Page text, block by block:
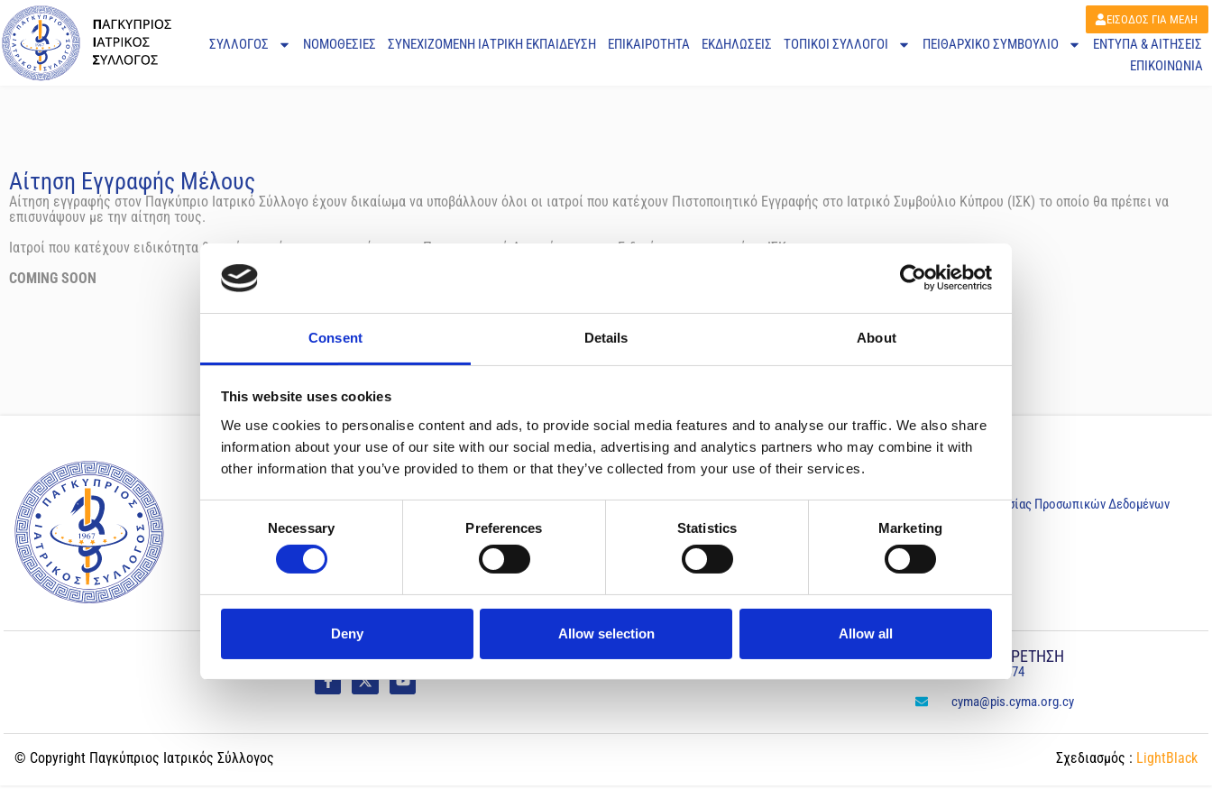
Consent Details About
This website uses cookies
We use cookies to personalise content and ads, to provide social media features and to analyse our traffic. We also share
information about your use of our site with our social media, advertising and analytics partners who may combine it with
other information that you’ve provided to them or that they’ve collected from your use of their services.
Necessary Preferences Statistics Marketing
Deny Allow selection Allow all
ΕΙΣΟΔΟΣ ΓΙΑ ΜΕΛΗ
ΣΥΛΛΟΓΟΣ ΝΟΜΟΘΕΣΙΕΣ ΣΥΝΕΧΙΖΟΜΕΝΗ ΙΑΤΡΙΚΗ ΕΚΠΑΙΔΕΥΣΗ ΕΠΙΚΑΙΡΟΤΗΤΑ ΕΚΔΗΛΩΣΕΙΣ ΤΟΠΙΚΟΙ ΣΥΛΛΟΓΟΙ ΠΕΙΘΑΡΧΙΚΌ ΣΥΜΒΟΎΛΙΟ
ΕΝΤΥΠΑ & ΑΙΤΗΣΕΙΣ
ΕΠΙΚΟΙΝΩΝΙΑ
Αίτηση Εγγραφής Μέλους
Αίτηση εγγραφής στον Παγκύπριο Ιατρικό Σύλλογο έχουν δικαίωμα να υποβάλλουν όλοι οι ιατροί που κατέχουν Πιστοποιητικό Εγγραφής στο Ιατρικό Συμβούλιο Κύπρου (ΙΣΚ) το οποίο θα πρέπει να
επισυνάψουν με την αίτηση τους.
Ιατροί που κατέχουν ειδικότητα θα πρέπει επίσης να επισυνάψουν το Πιστοποιητικό Αναγνώρισης της Ειδικότητας τους από το ΙΣΚ.
COMING SOON
Ο ΣΥΛΛΟΓΟΣ ΜΑΣ
Χαιρετισμός Προέδρου
Μέλη του ΣΙΣ & Επιτροπές
Επιστημονικές Εταιρίες
ΧΡΗΣΙΜΑ
Κυβερνητικές Υπηρεσίες
Ανεξάρτητες Υπηρεσίες
Ημικρατικοί Οργανισμοί
Ευρωπαϊκοί & Διεθνείς Οργανισμοί
Πολιτική Προστασίας Προσωπικών Δεδομένων
ΑΚΟΛΟΥΘΗΣΤΕ ΜΑΣ ΑΜΕΣΗ ΕΞΥΠΗΡΕΤΗΣΗ
+357 22 316874
cyma@pis.cyma.org.cy
© Copyright Παγκύπριος Ιατρικός Σύλλογος Σχεδιασμός : LightBlack